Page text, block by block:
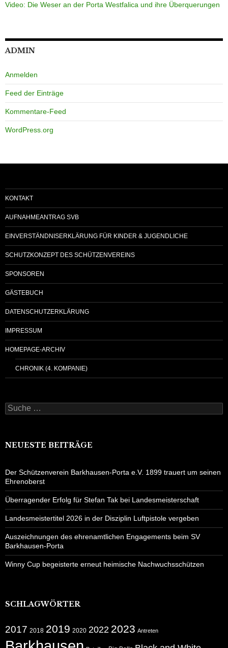
Video: Die Weser an der Porta Westfalica und ihre Überquerungen
ADMIN
Anmelden
Feed der Einträge
Kommentare-Feed
WordPress.org
KONTAKT
AUFNAHMEANTRAG SVB
EINVERSTÄNDNISERKLÄRUNG FÜR KINDER & JUGENDLICHE
SCHUTZKONZEPT DES SCHÜTZENVEREINS
SPONSOREN
GÄSTEBUCH
DATENSCHUTZERKLÄRUNG
IMPRESSUM
HOMEPAGE-ARCHIV
CHRONIK (4. KOMPANIE)
Suche
nach:
NEUESTE BEITRÄGE
Der Schützenverein Barkhausen-Porta e.V. 1899 trauert um seinen
Ehrenoberst
Überragender Erfolg für Stefan Tak bei Landesmeisterschaft
Landesmeistertitel 2026 in der Disziplin Luftpistole vergeben
Auszeichnungen des ehrenamtlichen Engagements beim SV
Barkhausen-Porta
Winny Cup begeisterte erneut heimische Nachwuchsschützen
SCHLAGWÖRTER
2017 2018 2019 2020 2022 2023 Antreten